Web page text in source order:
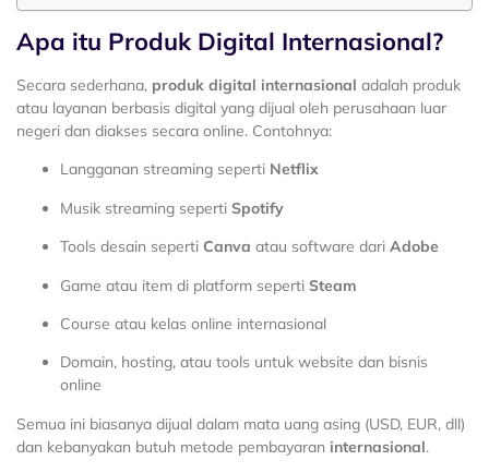
Apa itu Produk Digital Internasional?
Secara sederhana, produk digital internasional adalah produk
atau layanan berbasis digital yang dijual oleh perusahaan luar
negeri dan diakses secara online. Contohnya:
Langganan streaming seperti Netflix
Musik streaming seperti Spotify
Tools desain seperti Canva atau software dari Adobe
Game atau item di platform seperti Steam
Course atau kelas online internasional
Domain, hosting, atau tools untuk website dan bisnis
online
Semua ini biasanya dijual dalam mata uang asing (USD, EUR, dll)
dan kebanyakan butuh metode pembayaran internasional.